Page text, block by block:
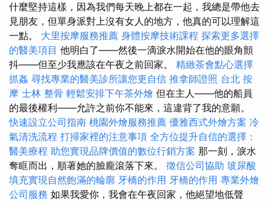
什麼堅持這樣，因為我們每天晚上都在一起，我總是帶他去
見朋友，但單身派對上沒有女人的地方，他真的可以理解這
一點。 大里按摩服務推薦 身體按摩技術課程 探索更多選擇
的醫美項目 他明白了——然後一滴淚水開始在他的眼角顫
抖——但至少我應該在午夜之前回家。 精緻茶會點心選擇
抓姦 尋找專業的醫美診所讓您更自信 推拿師證照 台北 按
摩 士林 整骨 輕鬆安排下午茶外燴 但在主人——他的船員
的最後權利——允許之前你不能來，這違背了我的意願。
快速設立公司指南 桃園外燴服務推薦 優雅西式外燴方案 冷
氣清洗流程 打掃家裡的注意事項 全方位提升自信的選擇：
醫美療程 助您實現品牌價值的數位行銷方案 那一刻，淚水
奪眶而出，順著她的臉龐滾落下來。 徵信公司協助 玻尿酸
填充實現自然飽滿的輪廓 牙橋的作用 牙橋的作用 專業外燴
公司服務 如果我愛你，我會在午夜回家，他絕望地低聲